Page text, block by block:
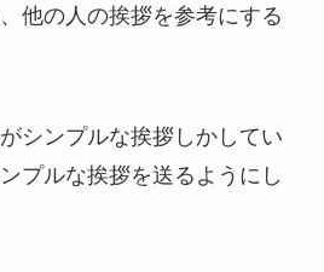
他の人の挨拶を参考にする
シンプルな挨拶しかしてい
プルな挨拶を送るようにし